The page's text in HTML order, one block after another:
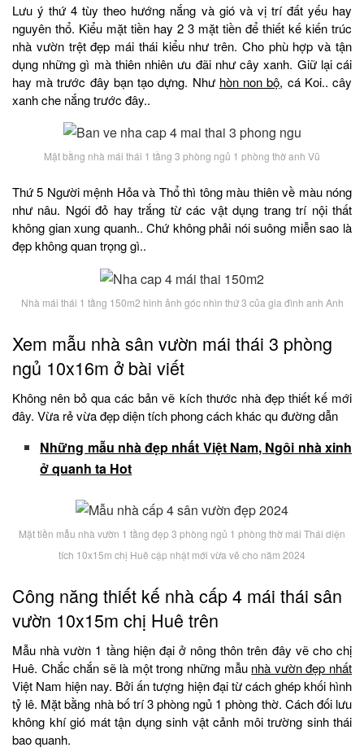
Lưu ý thứ 4 tùy theo hướng nắng và gió và vị trí đất yếu hay
nguyên thổ. Kiểu mặt tiền hay 2 3 mặt tiền để thiết kế kiến trúc
nhà vườn trệt đẹp mái thái kiểu như trên. Cho phù hợp và tận
dụng những gì mà thiên nhiên ưu đãi như cây xanh. Giữ lại cái
hay mà trước đây bạn tạo dựng. Như hòn non bộ, cá Koi.. cây
xanh che nắng trước đây..
Mặt bằng nhà mái thái 1 tầng 3 phòng ngủ 1 phòng thờ anh Vũ
Thứ 5 Người mệnh Hỏa và Thổ thì tông màu thiên về màu nóng
như nâu. Ngói đỏ hay trắng từ các vật dụng trang trí nội thất
không gian xung quanh.. Chứ không phải nói suông miễn sao là
đẹp không quan trọng gì..
Nhà mái thái 1 tầng 150m2 hình ảnh góc nhìn thứ 3 của gia đình anh Anh
Xem mẫu nhà sân vườn mái thái 3 phòng
ngủ 10x16m ở bài viết
Không nên bỏ qua các bản vẽ kích thước nhà đẹp thiết kế mới
đây. Vừa rẻ vừa đẹp diện tích phong cách khác qu đường dẫn
Những mẫu nhà đẹp nhất Việt Nam, Ngôi nhà xinh
ở quanh ta Hot
Mặt tiền mẫu nhà vườn 1 tầng đẹp 3 phòng ngủ 1 phòng thờ mái Thái diện
tích 10x15m chị Huê cập nhật mới vừa vẽ cho năm 2024
Công năng thiết kế nhà cấp 4 mái thái sân
vườn 10x15m chị Huê trên
Mẫu nhà vườn 1 tầng hiện đại ở nông thôn trên đây vẽ cho chị
Huê. Chắc chắn sẽ là một trong những mẫu nhà vườn đẹp nhất
Việt Nam hiện nay. Bởi ấn tượng hiện đại từ cách ghép khối hình
tỷ lê. Mặt bằng nhà bố trí 3 phòng ngủ 1 phòng thờ. Cách đối lưu
không khí gió mát tận dụng sinh vật cảnh môi trường sinh thái
bao quanh.